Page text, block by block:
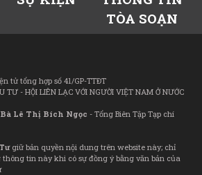
TÒA SOẠN
tử tổng hợp số 41/GP-TTĐT
- HỘI LIÊN LẠC VỚI NGƯỜI VIỆT NAM Ở NƯỚC
Bà Lê Thị Bích Ngọc - Tổng Biên Tập Tạp chí
giữ bản quyền nội dung trên website này; chỉ
tin này khi có sự đồng ý bằng văn bản của